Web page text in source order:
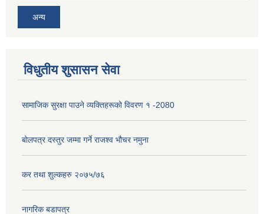
अन्य
विधुतीय शुसासन सेवा
सामाजिक सुरक्षा पाउने व्यक्तिहरूको विवरण १ -2080
बोलपत्र दस्तुर जम्मा गर्ने राजश्व भौचर नमुना
कर तथा शुल्कहरु २०७५/७६
नागरिक बडापत्र